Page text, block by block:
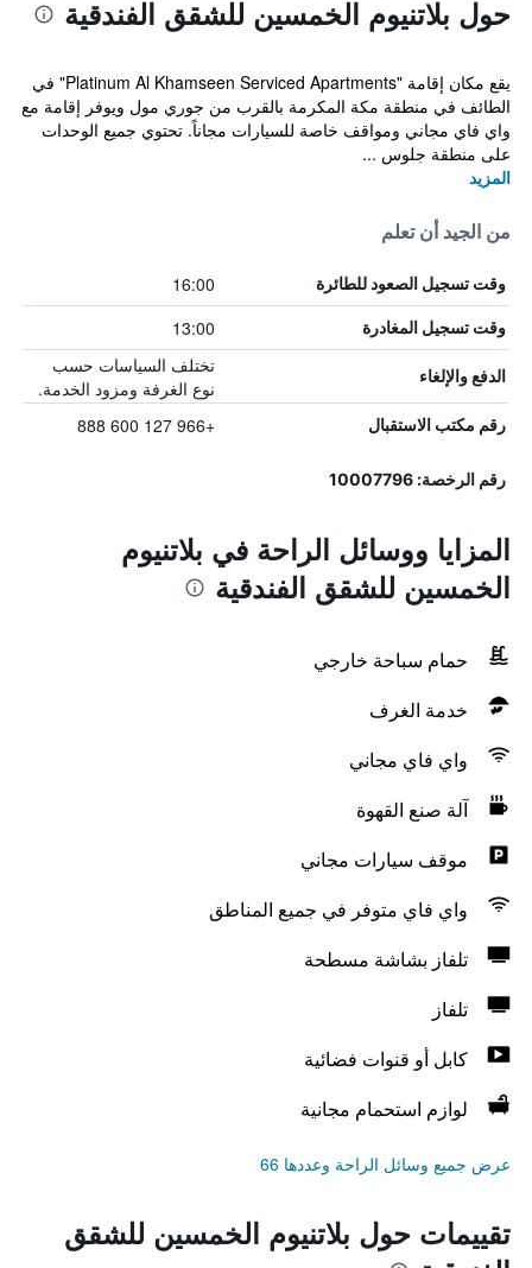
حول بلاتنيوم الخمسين للشقق الفندقية
يقع مكان إقامة "Platinum Al Khamseen Serviced Apartments" في
الطائف في منطقة مكة المكرمة بالقرب من جوري مول ويوفر إقامة مع
واي فاي مجاني ومواقف خاصة للسيارات مجاناً. تحتوي جميع الوحدات
على منطقة جلوس ...
المزيد
من الجيد أن تعلم
وقت تسجيل الصعود للطائرة 16:00
وقت تسجيل المغادرة 13:00
الدفع والإلغاء
تختلف السياسات حسب
نوع الغرفة ومزود الخدمة.
رقم مكتب الاستقبال +966 127 600 888
رقم الرخصة: 10007796
المزايا ووسائل الراحة في بلاتنيوم
الخمسين للشقق الفندقية
حمام سباحة خارجي
خدمة الغرف
واي فاي مجاني
آلة صنع القهوة
موقف سيارات مجاني
واي فاي متوفر في جميع المناطق
تلفاز بشاشة مسطحة
تلفاز
كابل أو قنوات فضائية
لوازم استحمام مجانية
عرض جميع وسائل الراحة وعددها 66
تقييمات حول بلاتنيوم الخمسين للشقق